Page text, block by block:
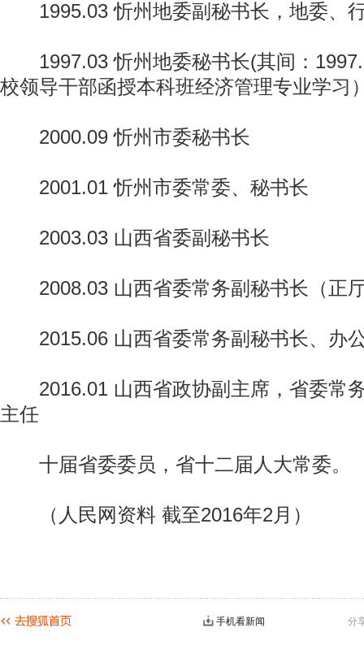
1995.03 忻州地委副秘书长，地委、
1997.03 忻州地委秘书长(其间：
校领导干部函授本科班经济管理专业学习
2000.09 忻州市委秘书长
2001.01 忻州市委常委、秘书长
2003.03 山西省委副秘书长
2008.03 山西省委常务副秘书长（正
2015.06 山西省委常务副秘书长、办
2016.01 山西省政协副主席，省委常
主任
十届省委委员，省十二届人大常委。
（人民网资料 截至2016年2月）
分
手机看新闻